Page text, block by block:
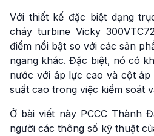
Với thiết kế đặc biệt dạng
cháy turbine Vicky
điểm nổi bật so với các sản
ngang khác. Đặc biệt, nó có
nước với áp lực cao và cột
suất cao trong việc kiểm soát
Ở bài viết này PCCC Thành
người các thông số kỹ thuật